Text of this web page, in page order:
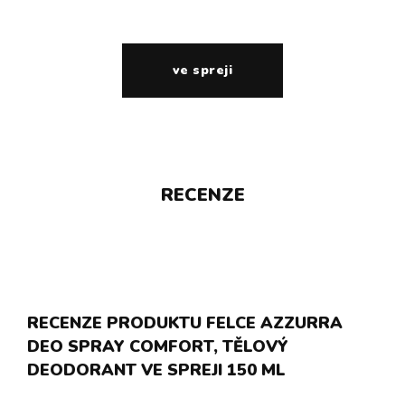
ve spreji
RECENZE
RECENZE PRODUKTU FELCE AZZURRA
DEO SPRAY COMFORT, TĚLOVÝ
DEODORANT VE SPREJI 150 ML